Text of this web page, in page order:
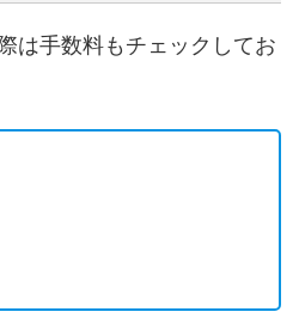
は手数料もチェックしてお